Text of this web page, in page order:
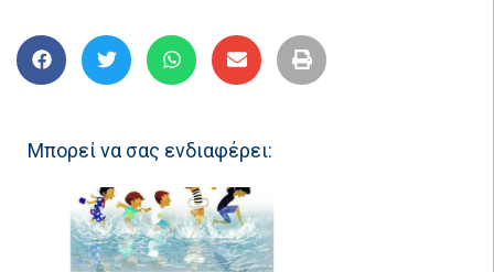
Μπορεί να σας ενδιαφέρει: